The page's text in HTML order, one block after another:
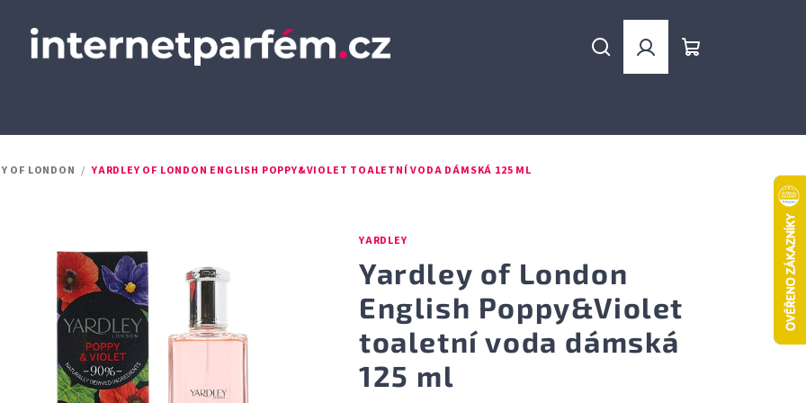
HledatPřihlášení
OF LONDON / YARDLEY OF LONDON ENGLISH POPPY&VIOLET TOALETNÍ VODA DÁMSKÁ 125 ML
YARDLEY
Yardley of London
English Poppy&Violet
toaletní voda dámská
125 ml